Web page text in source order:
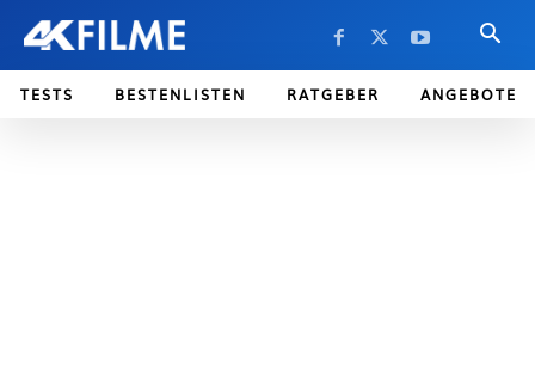
TESTS BESTENLISTEN RATGEBER ANGEBOTE